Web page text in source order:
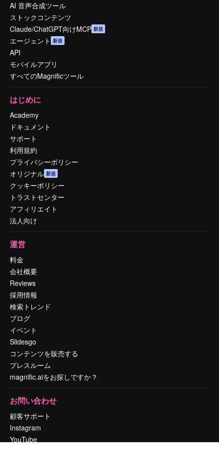
AI 音声合成ツール
ストックコンテンツ
Claude/ChatGPT向けMCP 新規
エージェント 新規
API
モバイルアプリ
すべてのMagnificツール
はじめに
Academy
ドキュメント
サポート
利用規約
プライバシーポリシー
オリジナル 新規
クッキーポリシー
トラストセンター
アフィリエイト
法人向け
運営
料金
会社概要
Reviews
採用情報
検索トレンド
ブログ
イベント
Slidesgo
コンテンツを販売する
プレスルーム
magnific.aiをお探しですか？
お問い合わせ
顧客サポート
Instagram
YouTube